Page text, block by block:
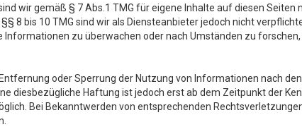
wir gemäß § 7 Abs.1 TMG für eigene Inhalte auf diesen Seiten
8 bis 10 TMG sind wir als Diensteanbieter jedoch nicht
zu überwachen oder nach Umständen zu
oder Sperrung der Nutzung von Informationen nach
diesbezügliche Haftung ist jedoch erst ab dem Zeitpunkt der
Bei Bekanntwerden von entsprechenden